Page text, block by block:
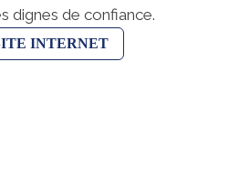
dignes de confiance.
INTERNET